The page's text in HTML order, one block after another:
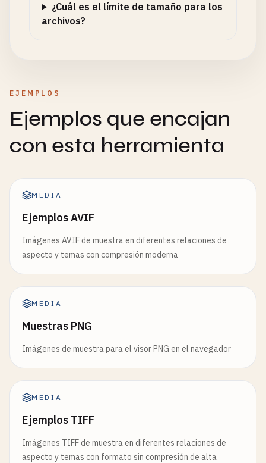
¿Cuál es el límite de tamaño para los
archivos?
EJEMPLOS
Ejemplos que encajan
con esta herramienta
MEDIA
Ejemplos AVIF
Imágenes AVIF de muestra en diferentes relaciones de
aspecto y temas con compresión moderna
MEDIA
Muestras PNG
Imágenes de muestra para el visor PNG en el navegador
MEDIA
Ejemplos TIFF
Imágenes TIFF de muestra en diferentes relaciones de
aspecto y temas con formato sin compresión de alta